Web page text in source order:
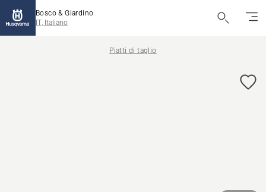
Bosco & Giardino
IT, Italiano
Piatti di taglio